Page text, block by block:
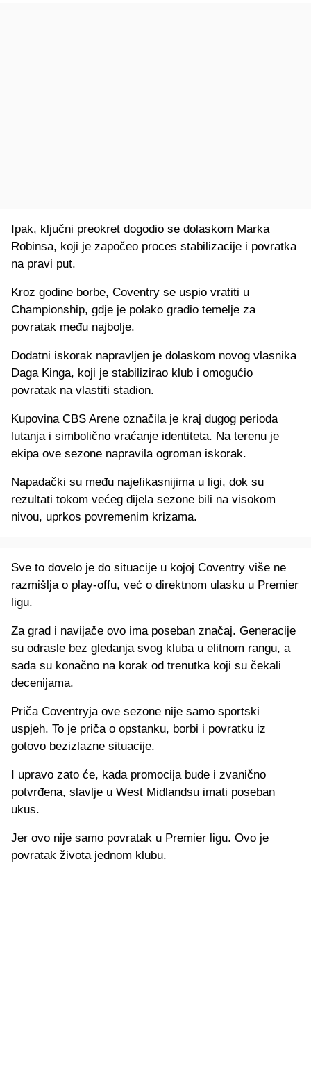
Ipak, ključni preokret dogodio se dolaskom Marka
Robinsa, koji je započeo proces stabilizacije i povratka
na pravi put.
Kroz godine borbe, Coventry se uspio vratiti u
Championship, gdje je polako gradio temelje za
povratak među najbolje.
Dodatni iskorak napravljen je dolaskom novog vlasnika
Daga Kinga, koji je stabilizirao klub i omogućio
povratak na vlastiti stadion.
Kupovina CBS Arene označila je kraj dugog perioda
lutanja i simbolično vraćanje identiteta. Na terenu je
ekipa ove sezone napravila ogroman iskorak.
Napadački su među najefikasnijima u ligi, dok su
rezultati tokom većeg dijela sezone bili na visokom
nivou, uprkos povremenim krizama.
Sve to dovelo je do situacije u kojoj Coventry više ne
razmišlja o play-offu, već o direktnom ulasku u Premier
ligu.
Za grad i navijače ovo ima poseban značaj. Generacije
su odrasle bez gledanja svog kluba u elitnom rangu, a
sada su konačno na korak od trenutka koji su čekali
decenijama.
Priča Coventryja ove sezone nije samo sportski
uspjeh. To je priča o opstanku, borbi i povratku iz
gotovo bezizlazne situacije.
I upravo zato će, kada promocija bude i zvanično
potvrđena, slavlje u West Midlandsu imati poseban
ukus.
Jer ovo nije samo povratak u Premier ligu. Ovo je
povratak života jednom klubu.